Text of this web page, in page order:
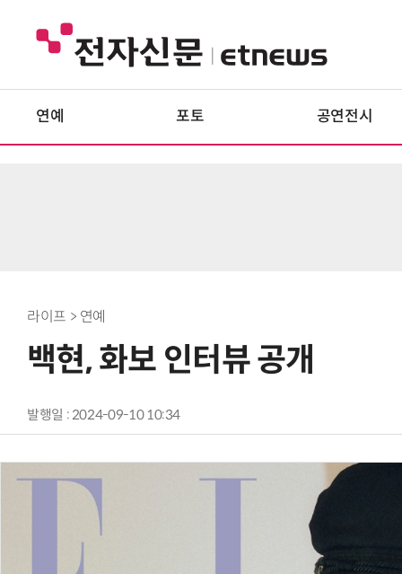
연예 포토 공연전시
라이프 > 연예
백현, 화보 인터뷰 공개
발행일 : 2024-09-10 10:34